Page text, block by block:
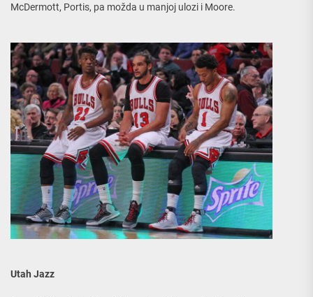
McDermott, Portis, pa možda u manjoj ulozi i Moore.
Utah Jazz